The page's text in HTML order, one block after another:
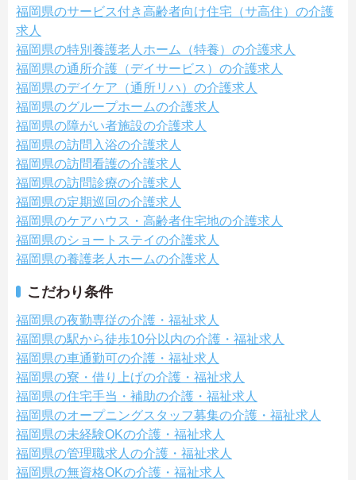
福岡県のサービス付き高齢者向け住宅（サ高住）の介護
求人
福岡県の特別養護老人ホーム（特養）の介護求人
福岡県の通所介護（デイサービス）の介護求人
福岡県のデイケア（通所リハ）の介護求人
福岡県のグループホームの介護求人
福岡県の障がい者施設の介護求人
福岡県の訪問入浴の介護求人
福岡県の訪問看護の介護求人
福岡県の訪問診療の介護求人
福岡県の定期巡回の介護求人
福岡県のケアハウス・高齢者住宅地の介護求人
福岡県のショートステイの介護求人
福岡県の養護老人ホームの介護求人
こだわり条件
福岡県の夜勤専従の介護・福祉求人
福岡県の駅から徒歩10分以内の介護・福祉求人
福岡県の車通勤可の介護・福祉求人
福岡県の寮・借り上げの介護・福祉求人
福岡県の住宅手当・補助の介護・福祉求人
福岡県のオープニングスタッフ募集の介護・福祉求人
福岡県の未経験OKの介護・福祉求人
福岡県の管理職求人の介護・福祉求人
福岡県の無資格OKの介護・福祉求人